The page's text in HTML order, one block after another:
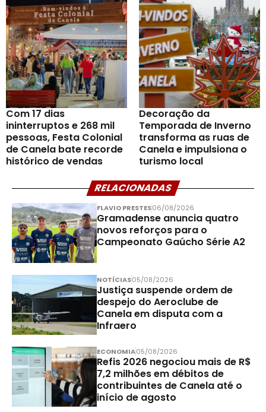
Com 17 dias
ininterruptos e 268 mil
pessoas, Festa Colonial
de Canela bate recorde
histórico de vendas
Decoração da
Temporada de Inverno
transforma as ruas de
Canela e impulsiona o
turismo local
RELACIONADAS
FLAVIO PRESTES06/08/2026
Gramadense anuncia quatro
novos reforços para o
Campeonato Gaúcho Série A2
NOTÍCIAS05/08/2026
Justiça suspende ordem de
despejo do Aeroclube de
Canela em disputa com a
Infraero
ECONOMIA05/08/2026
Refis 2026 negociou mais de R$
7,2 milhões em débitos de
contribuintes de Canela até o
início de agosto